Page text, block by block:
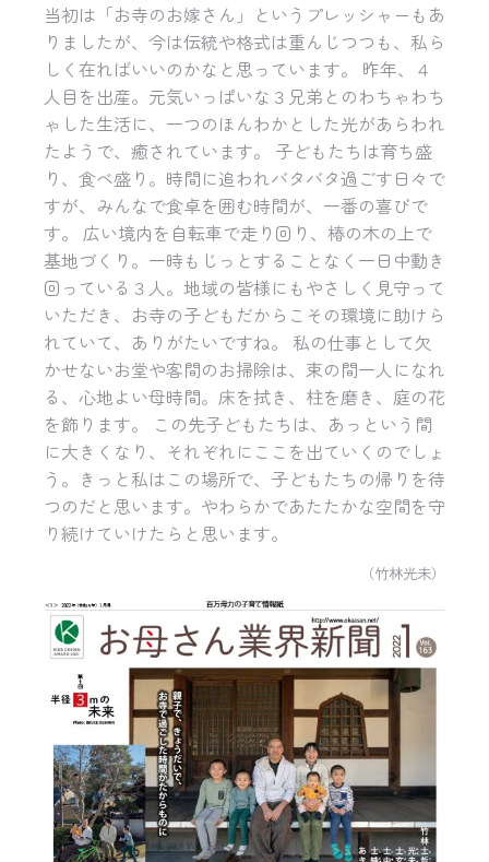
当初は「お寺のお嫁さん」というプレッシャーもあ
りましたが、今は伝統や格式は重んじつつも、私ら
しく在ればいいのかなと思っています。 昨年、４
人目を出産。元気いっぱいな３兄弟とのわちゃわち
ゃした生活に、一つのほんわかとした光があらわれ
たようで、癒されています。 子どもたちは育ち盛
り、食べ盛り。時間に追われバタバタ過ごす日々で
すが、みんなで食卓を囲む時間が、一番の喜びで
す。 広い境内を自転車で走り回り、椿の木の上で
基地づくり。一時もじっとすることなく一日中動き
回っている３人。地域の皆様にもやさしく見守って
いただき、お寺の子どもだからこその環境に助けら
れていて、ありがたいですね。 私の仕事として欠
かせないお堂や客間のお掃除は、束の間一人になれ
る、心地よい母時間。床を拭き、柱を磨き、庭の花
を飾ります。 この先子どもたちは、あっという間
に大きくなり、それぞれにここを出ていくのでしょ
う。きっと私はこの場所で、子どもたちの帰りを待
つのだと思います。やわらかであたたかな空間を守
り続けていけたらと思います。
（竹林光未）